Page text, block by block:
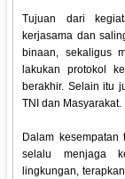
Tujuan dari
kerjasama dan
binaan, sekaligus
lakukan protokol
berakhir. Selain itu
TNI dan Masyarakat.
Dalam
selalu menjaga
lingkungan,